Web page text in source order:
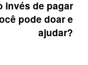
invés de pagar
pode doar e
ajudar?